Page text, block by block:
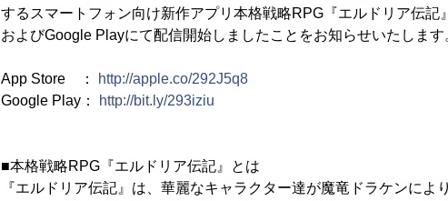
するスマートフォン向け新作アプリ本格戦略RPG『エルドリア伝
およびGoogle Playにて配信開始しましたことをお知らせいたします
App Store ：
http://apple.co/292J5q8
Google Play：
http://bit.ly/293iziu
■本格戦略RPG『エルドリア伝記』とは
『エルドリア伝記』は、華麗なキャラクター達が魔竜ドラケンによ